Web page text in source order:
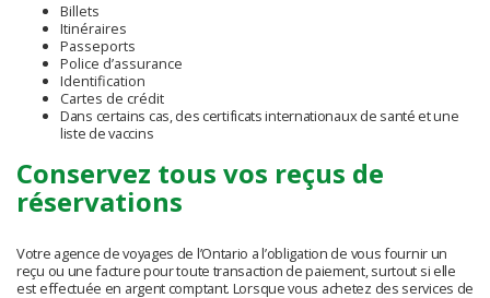
Billets
Itinéraires
Passeports
Police d’assurance
Identification
Cartes de crédit
Dans certains cas, des certificats internationaux de santé et une
liste de vaccins
Conservez tous vos reçus de
réservations
Votre agence de voyages de l’Ontario a l’obligation de vous fournir un
reçu ou une facture pour toute transaction de paiement, surtout si elle
est effectuée en argent comptant. Lorsque vous achetez des services de